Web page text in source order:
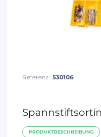
Referenz : 530106
PRODUKTBESCHREIBUNG